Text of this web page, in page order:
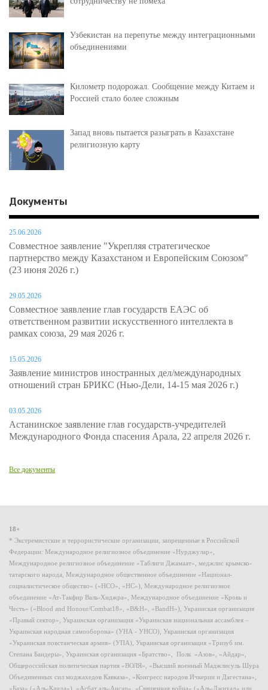
Узбекистан на перепутье между интеграционными
объединениями
Километр подорожал. Сообщение между Китаем и
Россией стало более сложным
Запад вновь пытается разыграть в Казахстане
религиозную карту
Документы
25.06.2026
Совместное заявление "Укрепляя стратегическое
партнерство между Казахстаном и Европейским Союзом"
(23 июня 2026 г.)
29.05.2026
Совместное заявление глав государств ЕАЭС об
ответственном развитии искусственного интеллекта в
рамках союза, 29 мая 2026 г.
15.05.2026
Заявление министров иностранных дел/международных
отношений стран БРИКС (Нью-Дели, 14-15 мая 2026 г.)
03.05.2026
Астанинское заявление глав государств-учредителей
Международного Фонда спасения Арала, 22 апреля 2026 г.
Все документы
18+
* Экстремистские и террористические организации, запрещенные в Российской
Федерации: Международное религиозное объединение «Нурджулар»,
Международное религиозное объединение «Таблиги Джамаат», меджлис крымско-
татарского народа, Международное общественное объединение «Национал-
социалистическое общество» («НСО», «НС»), Международное религиозное
объединение «Ат-Такфир Валь-Хиджра», Международное объединение «Кровь и
Честь» («Blood and Honour/Combat18», «B&H», «BandH»), Украинская организация
«Правый сектор», Украинская организация «Украинская национальная ассамблея –
Украинская народная самооборона» (УНА - УНСО), Украинская организация
«Украинская повстанческая армия» (УПА), Украинская организация «Тризуб им.
Степана Бандеры», Украинская организация «Братство», Полк «Азов», «Айдар»,
Общероссийская политическая партия «ВОЛЯ», «Высший военный Маджлисуль Шура
Объединенных сил моджахедов Кавказа», «Конгресс народов Ичкерии и Дагестана»,
«База» («Аль-Каида»), «Асбат аль-Ансар», «Священная война» («Аль-Джихад» или